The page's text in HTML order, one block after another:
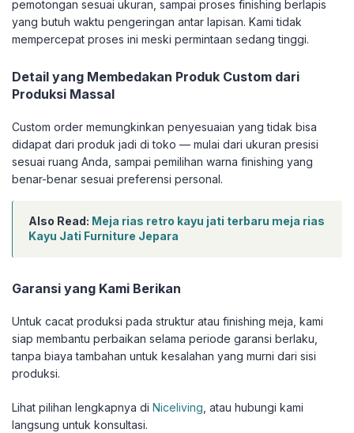
pemotongan sesuai ukuran, sampai proses finishing berlapis
yang butuh waktu pengeringan antar lapisan. Kami tidak
mempercepat proses ini meski permintaan sedang tinggi.
Detail yang Membedakan Produk Custom dari
Produksi Massal
Custom order memungkinkan penyesuaian yang tidak bisa
didapat dari produk jadi di toko — mulai dari ukuran presisi
sesuai ruang Anda, sampai pemilihan warna finishing yang
benar-benar sesuai preferensi personal.
Also Read: Meja rias retro kayu jati terbaru meja rias
Kayu Jati Furniture Jepara
Garansi yang Kami Berikan
Untuk cacat produksi pada struktur atau finishing meja, kami
siap membantu perbaikan selama periode garansi berlaku,
tanpa biaya tambahan untuk kesalahan yang murni dari sisi
produksi.
Lihat pilihan lengkapnya di Niceliving , atau hubungi kami
langsung untuk konsultasi.